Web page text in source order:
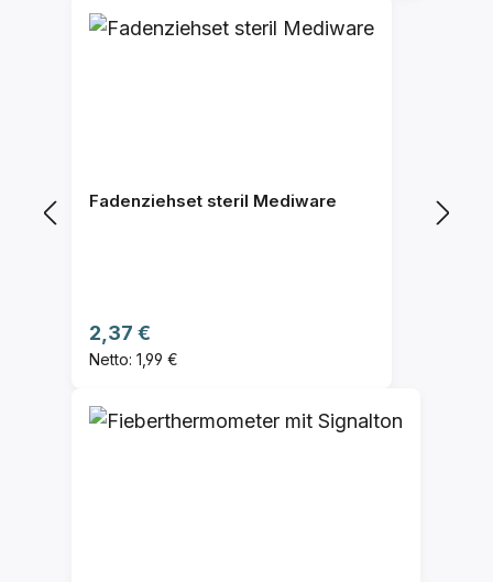
Fadenziehset steril Mediware
Regulärer Preis:
2,37 €
Netto: 1,99 €